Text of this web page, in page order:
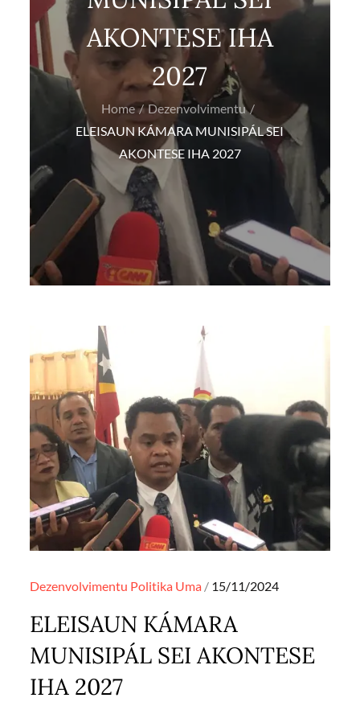
AKONTESE IHA
2027
Home
Dezenvolvimentu
ELEISAUN KÁMARA MUNISIPÁL SEI
AKONTESE IHA 2027
Dezenvolvimentu Politika Uma Posted
15/11/2024
ELEISAUN KÁMARA
MUNISIPÁL SEI AKONTESE
IHA 2027